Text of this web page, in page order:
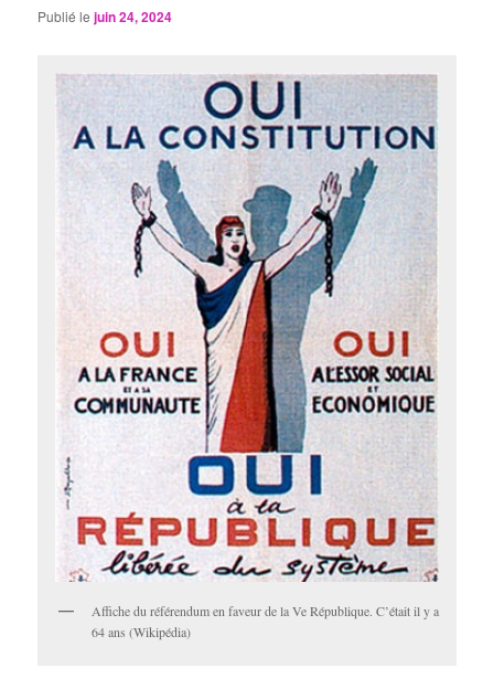
Publié lejuin 24, 2024
Affiche du référendum en faveur de la Ve République. C’était il y a
64 ans (Wikipédia)